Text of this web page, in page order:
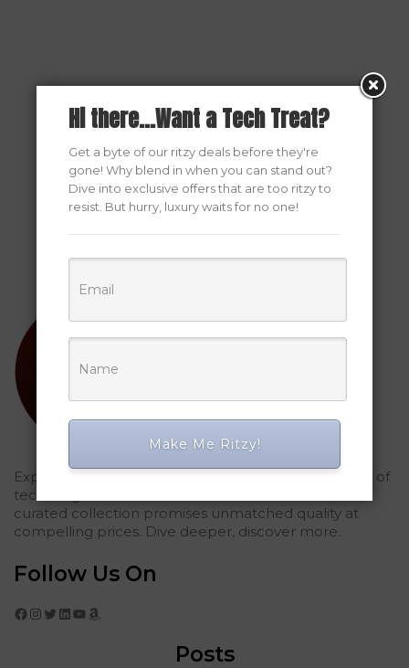
Explored Ritzy Gadgets? You've glimpsed the future of
tech elegance. For those who seek the finest, our
curated collection promises unmatched quality at
compelling prices. Dive deeper, discover more.
Follow Us On
Facebook Instagram Twitter LinkedIn YouTube Amazon
Posts
Hi there...Want a Tech Treat?
Get a byte of our ritzy deals before they're
gone! Why blend in when you can stand out?
Dive into exclusive offers that are too ritzy to
resist. But hurry, luxury waits for no one!
Make Me Ritzy!